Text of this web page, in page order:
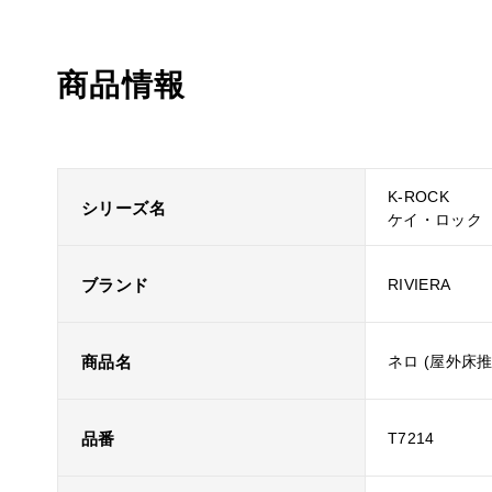
商品情報
シリーズ名
K-ROCK
ケイ・ロック
ブランド RIVIERA
商品名 ネロ (屋外床
品番 T7214